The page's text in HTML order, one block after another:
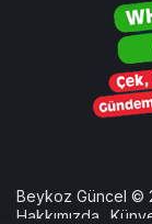
Beykoz Güncel ©
Hakkımızda